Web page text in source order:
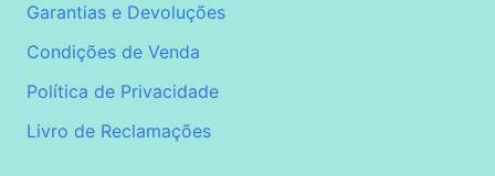
Garantias e Devoluções
Condições de Venda
Política de Privacidade
Livro de Reclamações